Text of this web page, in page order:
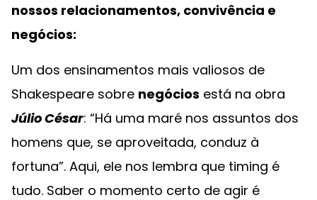
nossos relacionamentos, convivência e
negócios:
Um dos ensinamentos mais valiosos de
Shakespeare sobre negócios está na obra
Júlio César: “Há uma maré nos assuntos dos
homens que, se aproveitada, conduz à
fortuna”. Aqui, ele nos lembra que timing é
tudo. Saber o momento certo de agir é